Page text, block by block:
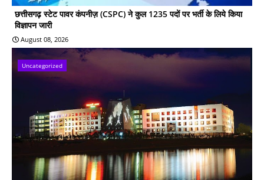
छत्तीसगढ़ स्टेट पावर कंपनीज़ (CSPC) ने कुल 1235 पदों पर भर्ती के लिये किया
विज्ञापन जारी
August 08, 2026
Uncategorized